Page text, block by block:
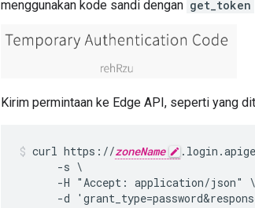
menggunakan kode sandi dengan get_token
Kirim permintaan ke Edge API, seperti yang
curl https://zoneName
      -s \
      -H "Accept: application/json" \
-d